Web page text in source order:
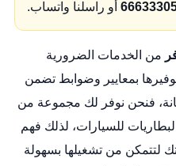
أو راسلنا واتساب.
من الخدمات الضرورية
بمعايير وضوابط تضمن
فنحن نوفر لك مجموعة من
للسيارات، لذلك فهم
لتتمكن من تشغيلها بسهولة